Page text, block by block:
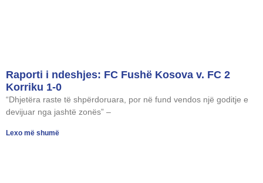
Raporti i ndeshjes: FC Fushë Kosova v. FC 2
Korriku 1-0
“Dhjetëra raste të shpërdoruara, por në fund vendos një goditje e
devijuar nga jashtë zonës” –
Lexo më shumë